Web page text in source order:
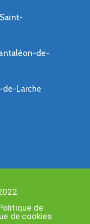
de-
de-Larche
de
de cookies